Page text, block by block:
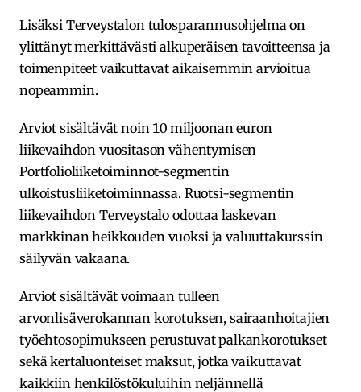
Lisäksi Terveystalon tulosparannusohjelma on
ylittänyt merkittävästi alkuperäisen tavoitteensa ja
toimenpiteet vaikuttavat aikaisemmin arvioitua
nopeammin.
Arviot sisältävät noin 10 miljoonan euron
liikevaihdon vuositason vähentymisen
Portfolioliiketoiminnot-segmentin
ulkoistusliiketoiminnassa. Ruotsi-segmentin
liikevaihdon Terveystalo odottaa laskevan
markkinan heikkouden vuoksi ja valuuttakurssin
säilyvän vakaana.
Arviot sisältävät voimaan tulleen
arvonlisäverokannan korotuksen, sairaanhoitajien
työehtosopimukseen perustuvat palkankorotukset
sekä kertaluonteiset maksut, jotka vaikuttavat
kaikkiin henkilöstökuluihin neljännellä